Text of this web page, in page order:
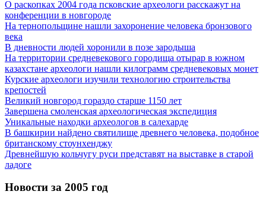
О раскопках 2004 года псковские археологи расскажут на
конференции в новгороде
На тернопольщине нашли захоронение человека бронзового
века
В дневности людей хоронили в позе зародыша
На территории средневекового городища отырар в южном
казахстане археологи нашли килограмм средневековых монет
Курские археологи изучили технологию строительства
крепостей
Великий новгород гораздо старше 1150 лет
Завершена смоленская археологическая экспедиция
Уникальные находки археологов в салехарде
В башкирии найдено святилище древнего человека, подобное
британскому стоунхенджу
Древнейшую кольчугу руси представят на выставке в старой
ладоге
Новости за 2005 год